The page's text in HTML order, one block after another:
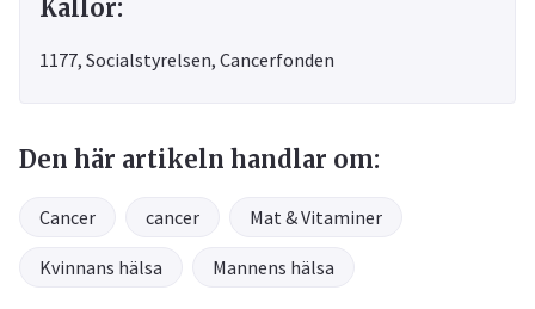
Källor:
1177, Socialstyrelsen, Cancerfonden
Den här artikeln handlar om:
Cancer cancer Mat & Vitaminer
Kvinnans hälsa Mannens hälsa